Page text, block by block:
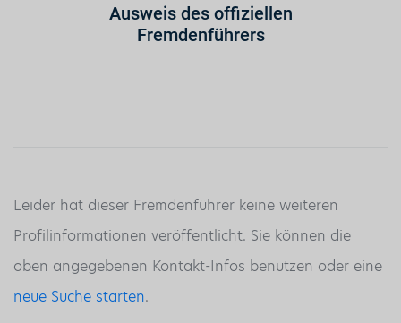
Ausweis des offiziellen
Fremdenführers
Leider hat dieser Fremdenführer keine weiteren
Profilinformationen veröffentlicht. Sie können die
oben angegebenen Kontakt-Infos benutzen oder eine
neue Suche starten.